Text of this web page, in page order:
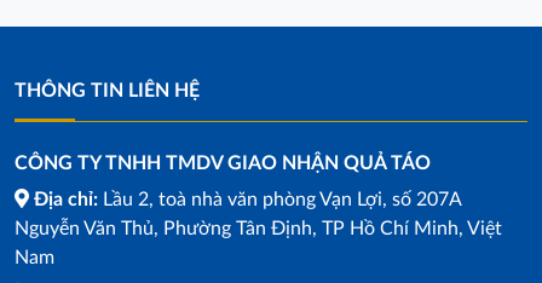
THÔNG TIN LIÊN HỆ
CÔNG TY TNHH TMDV GIAO NHẬN QUẢ TÁO
Địa chỉ: Lầu 2, toà nhà văn phòng Vạn Lợi, số 207A
Nguyễn Văn Thủ, Phường Tân Định, TP Hồ Chí Minh, Việt
Nam